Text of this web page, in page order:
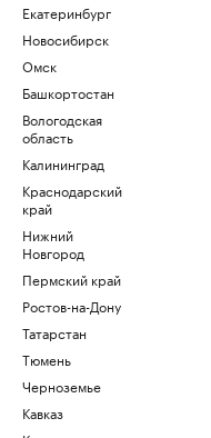
Екатеринбург
Новосибирск
Омск
Башкортостан
Вологодская
область
Калининград
Краснодарский
край
Нижний
Новгород
Пермский край
Ростов-на-Дону
Татарстан
Тюмень
Черноземье
Кавказ